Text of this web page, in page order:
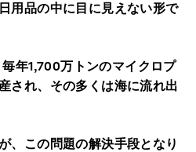
用品の中に目に見えない形で
年1,700万トンのマイクロプ
され、その多くは海に流れ出
、この問題の解決手段となり